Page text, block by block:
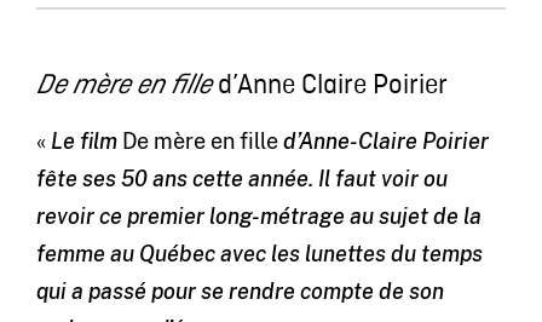
De mère en filled’Anne Claire Poirier
« Le film De mère en filled’Anne-Claire Poirier
fête ses 50 ans cette année. Il faut voir ou
revoir ce premier long-métrage au sujet de la
femme au Québec avec les lunettes du temps
qui a passé pour se rendre compte de son